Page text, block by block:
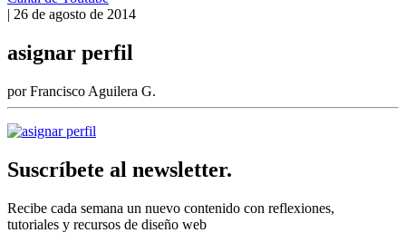
| 26 de agosto de 2014
asignar perfil
por Francisco Aguilera G.
Suscríbete al newsletter.
Recibe cada semana un nuevo contenido con reflexiones,
tutoriales y recursos de diseño web